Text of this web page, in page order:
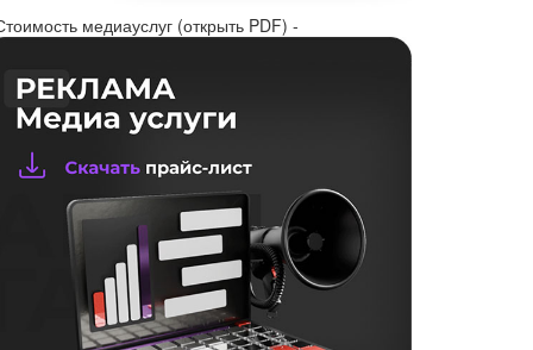
медиауслуг (открыть PDF) -